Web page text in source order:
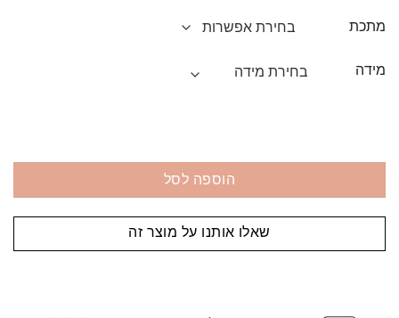
מתכת
מידה
הוספה לסל
שאלו אותנו על מוצר זה